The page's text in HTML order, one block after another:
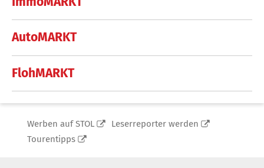
AutoMARKT
FlohMARKT
Werben auf STOL
Leserreporter werden
Tourentipps